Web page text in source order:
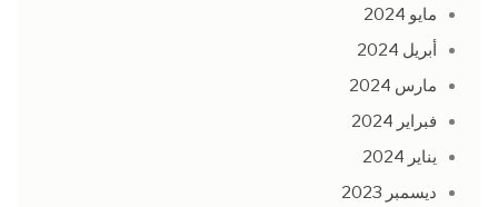
مايو 2024
أبريل 2024
مارس 2024
فبراير 2024
يناير 2024
ديسمبر 2023